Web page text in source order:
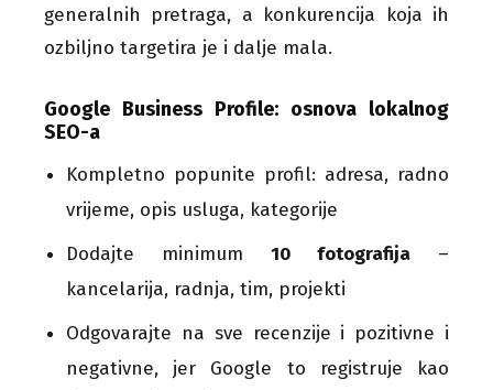
generalnih pretraga, a konkurencija koja ih
ozbiljno targetira je i dalje mala.
Google Business Profile: osnova lokalnog
SEO-a
Kompletno popunite profil: adresa, radno
vrijeme, opis usluga, kategorije
Dodajte minimum 10 fotografija –
kancelarija, radnja, tim, projekti
Odgovarajte na sve recenzije i pozitivne i
negativne, jer Google to registruje kao